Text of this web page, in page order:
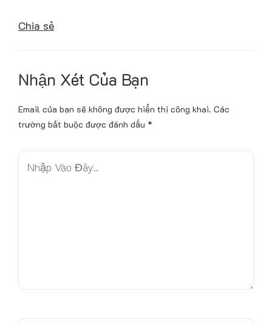
Chia sẻ
Nhận Xét Của Bạn
Email của bạn sẽ không được hiển thị công khai. Các
trường bắt buộc được đánh dấu *